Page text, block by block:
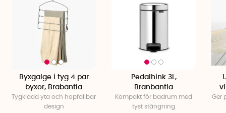
Byxgalge i tyg 4 par
byxor, Brabantia
Tygklädd yta och hopfällbar
design
Pedalhink 3L,
Branbantia
Kompakt för badrum med
tyst stängning
Ger